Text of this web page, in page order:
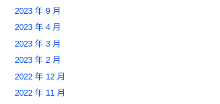
2023 年 9 月
2023 年 4 月
2023 年 3 月
2023 年 2 月
2022 年 12 月
2022 年 11 月